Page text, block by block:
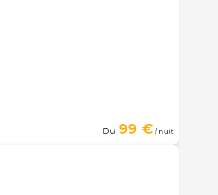
Du 99 €/ nuit